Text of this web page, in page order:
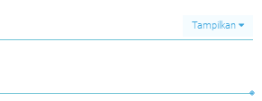
Tampilkan